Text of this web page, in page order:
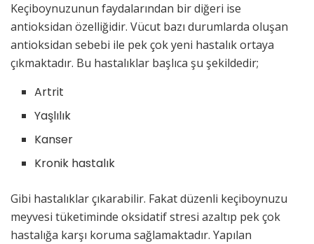
Keçiboynuzunun faydalarından bir diğeri ise
antioksidan özelliğidir. Vücut bazı durumlarda oluşan
antioksidan sebebi ile pek çok yeni hastalık ortaya
çıkmaktadır. Bu hastalıklar başlıca şu şekildedir;
Artrit
Yaşlılık
Kanser
Kronik hastalık
Gibi hastalıklar çıkarabilir. Fakat düzenli keçiboynuzu
meyvesi tüketiminde oksidatif stresi azaltıp pek çok
hastalığa karşı koruma sağlamaktadır. Yapılan